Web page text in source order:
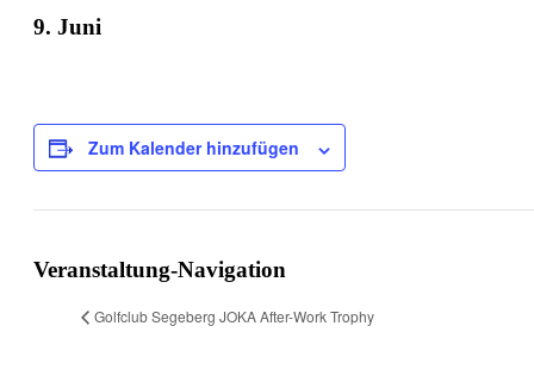
9. Juni
Zum Kalender hinzufügen
Veranstaltung-Navigation
Golfclub Segeberg JOKA After-Work Trophy